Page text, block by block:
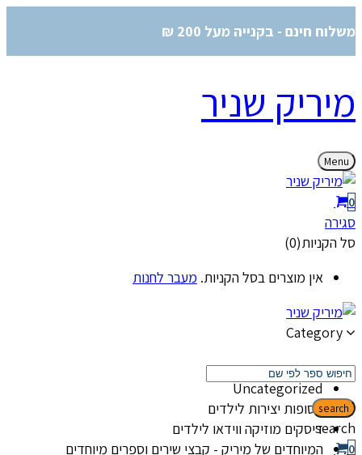
משלוח חינם - בקנייה מעל 200 ₪
מיריק שניר
Menu
0
סגירה
סל הקניות(0)
אין מוצרים בסל הקניות. מעבר לחנות
Category
קטגוריות
Uncategorized
אסופות יצירות לילדים
דיסקים מוזיקה ווידאו לילדים
המיוחדים של מיריק - קבצי שירים וספרים מיוחדים
search
search
0